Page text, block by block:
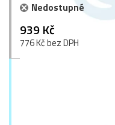
Nedostupné
939 Kč
776 Kč bez DPH